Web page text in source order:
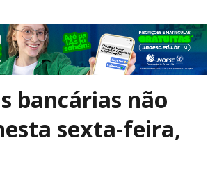
bancárias não
sexta-feira,